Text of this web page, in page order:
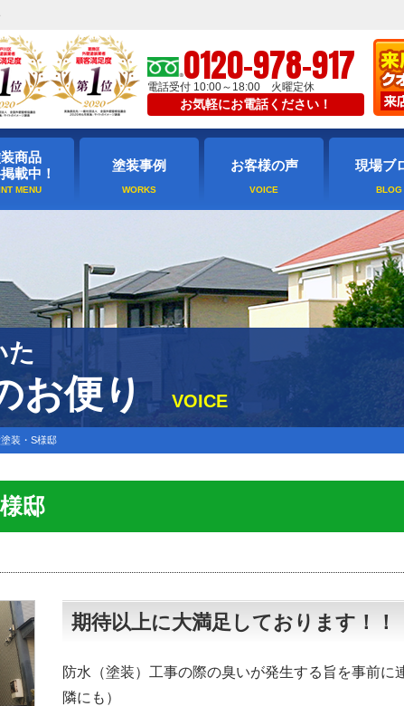
0120-978-917
電話受付 10:00～18:00 火曜定休
お気軽にお電話ください！
商品
載中！
塗装事例 お客様の声 現場ブ
た
お便り VOICE
塗装・S様邸
邸
期待以上に大満足しております！！
防水（塗装）工事の際の臭いが発生する旨を事前
隣にも）